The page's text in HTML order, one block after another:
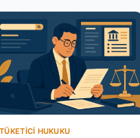
TÜKETICI HUKUKU